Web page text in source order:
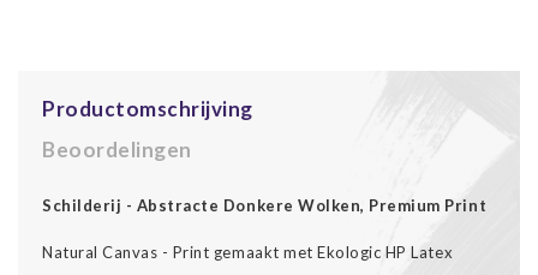
Productomschrijving
Beoordelingen
Schilderij - Abstracte Donkere Wolken, Premium Print
Natural Canvas - Print gemaakt met Ekologic HP Latex